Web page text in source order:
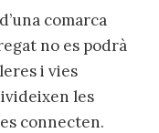
comarca
no es podrà
i vies
les
connecten.